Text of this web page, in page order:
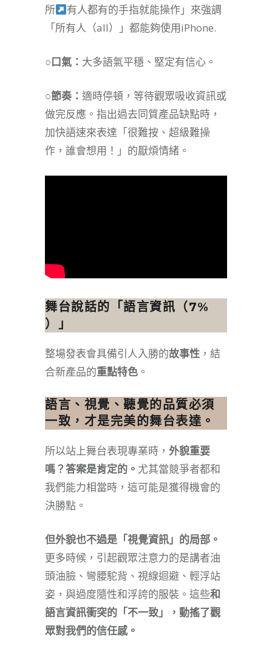
所
有人都有的手指就能操作」來強調
「所有人（all）」都能夠使用iPhone.
○口氣： 大多語氣平穩、堅定有信心。
○節奏： 適時停頓，等待觀眾吸收資訊或
做完反應。指出過去同質產品缺點時，
加快語速來表達「很難按、超級難操
作，誰會想用！」的厭煩情緒。
舞台說話的 「語言資訊（7%
）」
​整場發表會具備引人入勝的故事性 ，結
合新產品的重點特色 。
語言、視覺、聽覺的品質必須
一致，才是完美的舞台表達。
​所以站上舞台表現專業時， 外貌重要
嗎？答案是肯定的。 尤其當競爭者都和
我們能力相當時，這可能是獲得機會的
決勝點。
但外貌也不過是「視覺資訊」的局部。
更多時候，引起觀眾注意力的是講者油
頭油臉、彎腰駝背、視線迴避、輕浮站
姿，與過度隨性和浮誇的服裝。這些和
語言資訊衝突的「不一致」，動搖了觀
眾對我們的信任感。